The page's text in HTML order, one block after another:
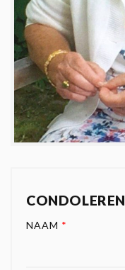
CONDOLEREN
NAAM *